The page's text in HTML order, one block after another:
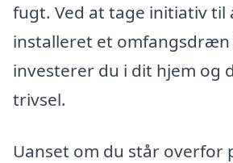
fugt. Ved at tage initiativ til
installeret et omfangsdræn
investerer du i dit hjem og
trivsel.
Uanset om du står overfor